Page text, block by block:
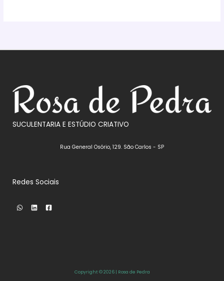
SUCULENTARIA E ESTÚDIO CRIATIVO
Rua General Osório, 129. São Carlos - SP
Redes Sociais
Copyright © 2026 | Rosa de Pedra